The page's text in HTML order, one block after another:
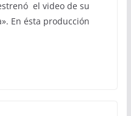
el video de su
En ésta producción